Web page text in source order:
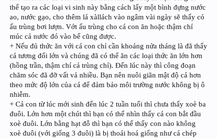
thể tạo ra các loại vi sinh này bằng cách lấy một bình đựng nước
ao, nước gạo, cho thêm lá xàllách vào ngâm vài ngày sẽ thấy có
ấu trùng bơi lượn. Vớt ấu trùng cho cá con ăn hoặc thậm chí
múc cả nước đó vào bể cũng được.
+ Nếu đủ thức ăn với cá con chỉ cần khoảng nửa tháng là đã thấy
cá tương đối lớn và chúng đã có thể ăn các loại thức ăn lớn hơn
(hồng trần, thậm chí cả trùng chỉ). Đến lúc này thì công đoạn
chăm sóc đã đỡ vất vả nhiều. Bạn nên nuôi giãn mật độ cá hơn
theo mức độ lớn của cá để đảm bảo môi trường nước không bị ô
nhiễm.
+ Cá con từ lúc mới sinh đến lúc 2 tuần tuổi thì chưa thấy xoè ba
đuôi. Lớn hơn một chút thì bạn có thể nhìn thấy cá con bắt đầu
xoè đuôi. Lớn bằng hạt đỗ thì bạn có thể thấy con nào không
xoè đuôi (với giống 3 đuôi) là bị thoái hoá giống như cá chép